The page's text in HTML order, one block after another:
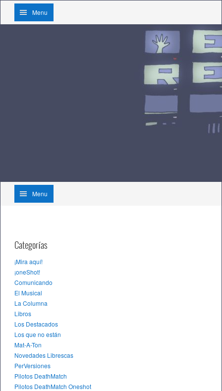
Menu
Menu
Categorías
¡Mira aquí!
¡oneShot!
Comunicando
El Musical
La Columna
Libros
Los Destacados
Los que no están
Mat-A-Ton
Novedades Librescas
PerVersiones
Pilotos DeathMatch
Pilotos DeathMatch Oneshot